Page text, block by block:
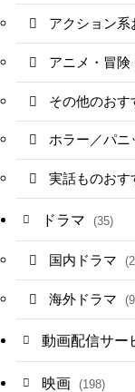
アクション系
アニメ・冒険
その他のおす
ホラー／パニ
実話ものおす
ドラマ (35)
国内ドラマ
海外ドラマ
動画配信サー
映画 (198)